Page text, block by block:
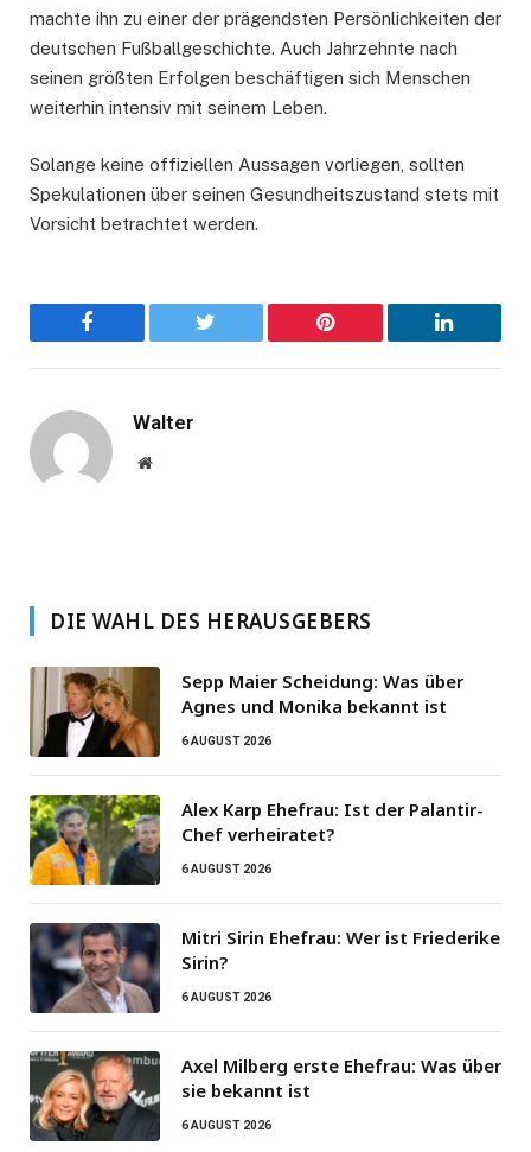
machte ihn zu einer der prägendsten Persönlichkeiten der
deutschen Fußballgeschichte. Auch Jahrzehnte nach
seinen größten Erfolgen beschäftigen sich Menschen
weiterhin intensiv mit seinem Leben.
Solange keine offiziellen Aussagen vorliegen, sollten
Spekulationen über seinen Gesundheitszustand stets mit
Vorsicht betrachtet werden.
Facebook Twitter Pinterest LinkedIn
Walter
Website
DIE WAHL DES HERAUSGEBERS
Sepp Maier Scheidung: Was über
Agnes und Monika bekannt ist
6 AUGUST 2026
Alex Karp Ehefrau: Ist der Palantir-
Chef verheiratet?
6 AUGUST 2026
Mitri Sirin Ehefrau: Wer ist Friederike
Sirin?
6 AUGUST 2026
Axel Milberg erste Ehefrau: Was über
sie bekannt ist
6 AUGUST 2026